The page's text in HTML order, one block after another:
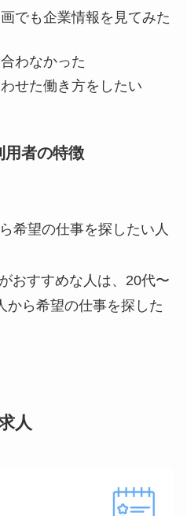
でも企業情報を見てみた
わなかった
せた働き方をしたい
者の特徴
希望の仕事を探したい人
おすすめな人は、20代〜
から希望の仕事を探した
人